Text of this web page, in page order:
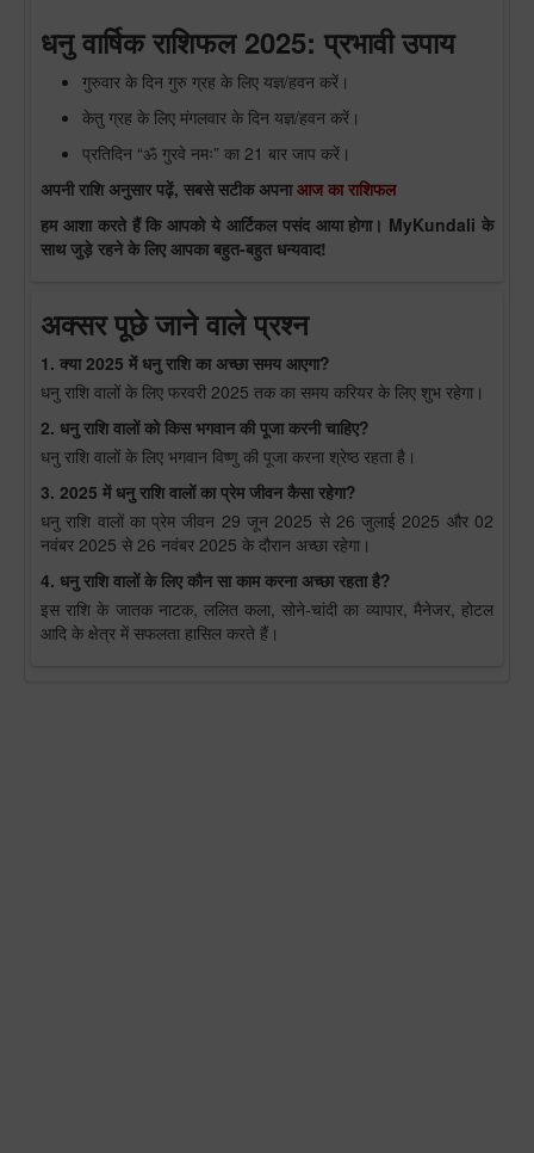
धनु वार्षिक राशिफल 2025: प्रभावी उपाय
गुरुवार के दिन गुरु ग्रह के लिए यज्ञ/हवन करें।
केतु ग्रह के लिए मंगलवार के दिन यज्ञ/हवन करें।
प्रतिदिन “ॐ गुरवे नमः” का 21 बार जाप करें।
अपनी राशि अनुसार पढ़ें, सबसे सटीक अपनाआज का राशिफल
हम आशा करते हैं कि आपको ये आर्टिकल पसंद आया होगा। MyKundali के
साथ जुड़े रहने के लिए आपका बहुत-बहुत धन्यवाद!
अक्सर पूछे जाने वाले प्रश्न
1. क्या 2025 में धनु राशि का अच्छा समय आएगा?
धनु राशि वालों के लिए फरवरी 2025 तक का समय करियर के लिए शुभ रहेगा।
2. धनु राशि वालों को किस भगवान की पूजा करनी चाहिए?
धनु राशि वालों के लिए भगवान विष्णु की पूजा करना श्रेष्ठ रहता है।
3. 2025 में धनु राशि वालों का प्रेम जीवन कैसा रहेगा?
धनु राशि वालों का प्रेम जीवन 29 जून 2025 से 26 जुलाई 2025 और 02
नवंबर 2025 से 26 नवंबर 2025 के दौरान अच्छा रहेगा।
4. धनु राशि वालों के लिए कौन सा काम करना अच्छा रहता है?
इस राशि के जातक नाटक, ललित कला, सोने-चांदी का व्यापार, मैनेजर, होटल
आदि के क्षेत्र में सफलता हासिल करते हैं।